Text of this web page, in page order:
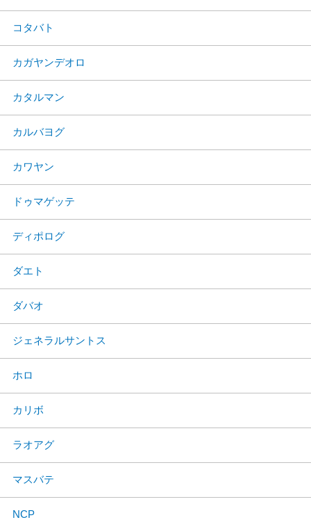
コタバト
カガヤンデオロ
カタルマン
カルバヨグ
カワヤン
ドゥマゲッテ
ディポログ
ダエト
ダバオ
ジェネラルサントス
ホロ
カリボ
ラオアグ
マスバテ
NCP